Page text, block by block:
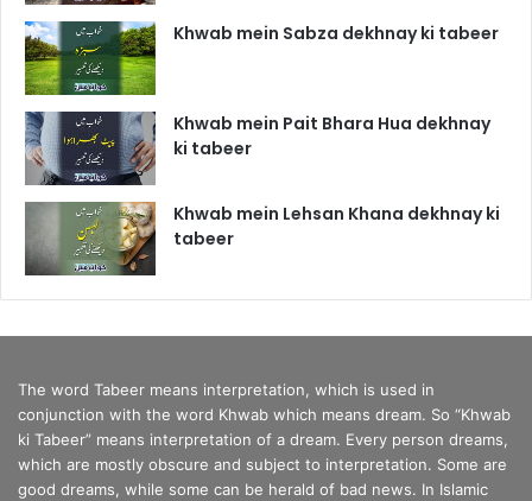
Khwab mein Sabza dekhnay ki tabeer
Khwab mein Pait Bhara Hua dekhnay
ki tabeer
Khwab mein Lehsan Khana dekhnay ki
tabeer
The word Tabeer means interpretation, which is used in
conjunction with the word Khwab which means dream. So “Khwab
ki Tabeer” means interpretation of a dream. Every person dreams,
which are mostly obscure and subject to interpretation. Some are
good dreams, while some can be herald of bad news. In Islamic